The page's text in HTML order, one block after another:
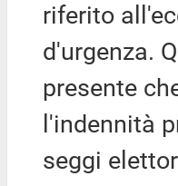
riferito
d'urgenza.
presente
l'indennità
seggi